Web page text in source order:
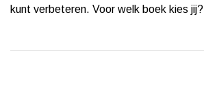
kunt verbeteren. Voor welk boek kies jij?